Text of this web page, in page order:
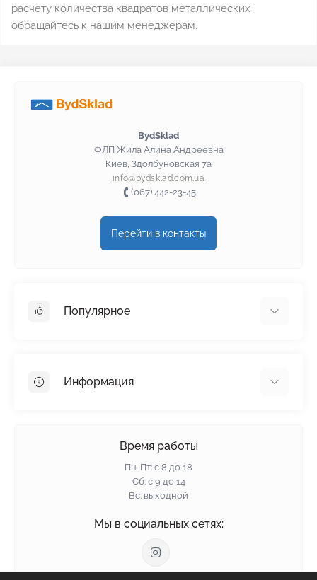
расчету количества квадратов металлических
обращайтесь к нашим менеджерам.
BydSklad
ФЛП Жила Алина Андреевна
Киев, Здолбуновская 7а
info@bydsklad.com.ua
(067) 442-23-45
Перейти в контакты
Популярное
Пенопласт
Информация
Политика конфиденциальности
Время работы
Пн-Пт: с 8 до 18
Сб: с 9 до 14
Вс: выходной
Мы в социальных сетях: